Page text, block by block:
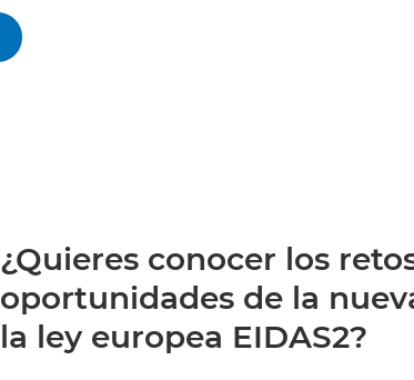
¿Quieres conocer los
oportunidades de la
la ley europea EIDAS2?